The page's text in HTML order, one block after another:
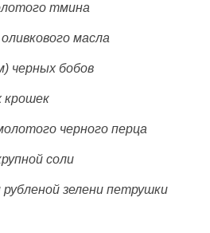
тмина
масла
черных бобов
крошек
черного перца
соли
зелени петрушки